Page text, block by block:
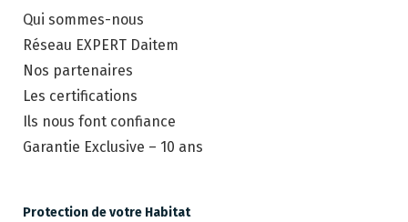
Qui sommes-nous
Réseau EXPERT Daitem
Nos partenaires
Les certifications
Ils nous font confiance
Garantie Exclusive – 10 ans
Protection de votre Habitat